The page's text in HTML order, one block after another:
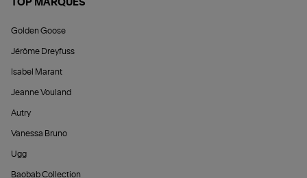
TOP MARQUES
Golden Goose
Jérôme Dreyfuss
Isabel Marant
Jeanne Vouland
Autry
Vanessa Bruno
Ugg
Baobab Collection